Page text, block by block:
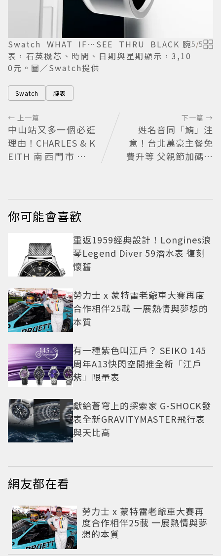
Swatch WHAT IF…SEE THRU BLACK腕
表，石英機芯、時間、日期與星期顯示，3,10
0元。圖／Swatch提供
5/5
Swatch 腕表
← 上一篇
中山站又多一個必逛
理由！CHARLES & K
EITH 南西門市全新
時尚
下一篇 →
姓名音同「鮪」注
意！台北萬豪主餐免
費升等 父親節加碼鮪
你可能會喜歡
重返1959經典設計！Longines浪
琴Legend Diver 59潛水表 復刻
懷舊
勞力士 x 蒙特雷老爺車大賽再度
合作相伴25載 一展熱情與夢想的
本質
有一種紫色叫江戶？ SEIKO 145
周年A13快閃空間推全新「江戶
紫」限量表
獻給蒼穹上的探索家 G-SHOCK發
表全新GRAVITYMASTER飛行表
與天比高
網友都在看
勞力士 x 蒙特雷老爺車大賽再
度合作相伴25載 一展熱情與夢
想的本質